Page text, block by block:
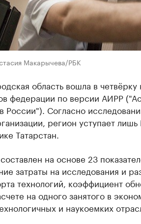
Макарычева/РБК
область вошла в
федерации по версии АИРР
России"). Согласно
регион уступает
Татарстан.
на основе 23
затраты на исследования и
технологий, коэффициент
на одного занятого в
и наукоемких